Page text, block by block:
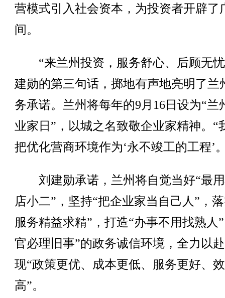
营模式引入社会资本，为投资者开辟了
间。
“来兰州投资，服务舒心、后顾无忧
建勋的第三句话，掷地有声地亮明了兰
务承诺。兰州将每年的9月16日设为“兰
业家日”，以城之名致敬企业家精神。“
把优化营商环境作为‘永不竣工的工程’
刘建勋承诺，兰州将自觉当好“最
店小二”，坚持“把企业家当自己人”，
服务精益求精”，打造“办事不用找熟人
官必理旧事”的政务诚信环境，全力以
现“政策更优、成本更低、服务更好、
高”。